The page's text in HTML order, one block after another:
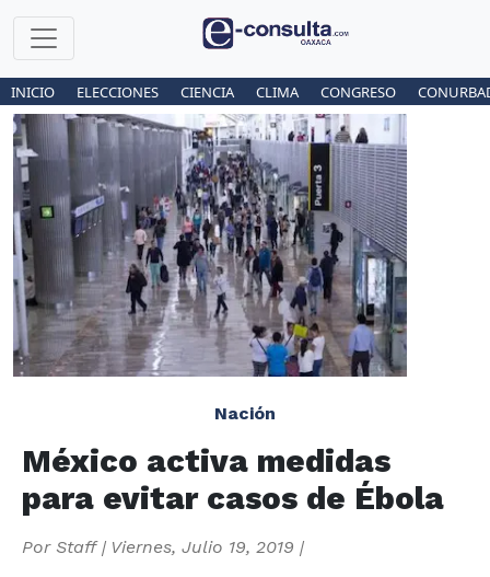
INICIO ELECCIONES CIENCIA CLIMA CONGRESO
Nación
México activa medidas
para evitar casos de Ébola
Por Staff| Viernes, Julio 19, 2019 |